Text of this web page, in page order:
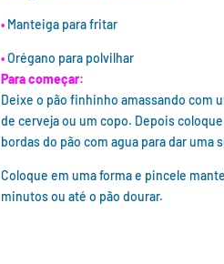
• Manteiga para fritar
•Orégano para polvilhar
Para começar:
Deixe o pão finhinho amassando com
de cerveja ou um copo. Depois
bordas do pão com agua para dar
Coloque em uma forma e pincele
minutos ou até o pão dourar.